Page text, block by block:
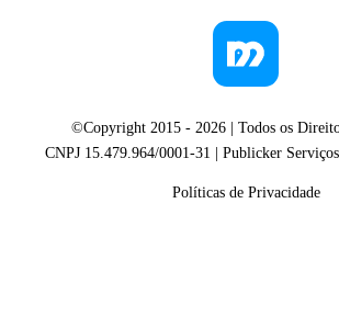
©Copyright 2015 - 2026 | Todos os
CNPJ 15.479.964/0001-31 | Publicker
Políticas de Privacidade